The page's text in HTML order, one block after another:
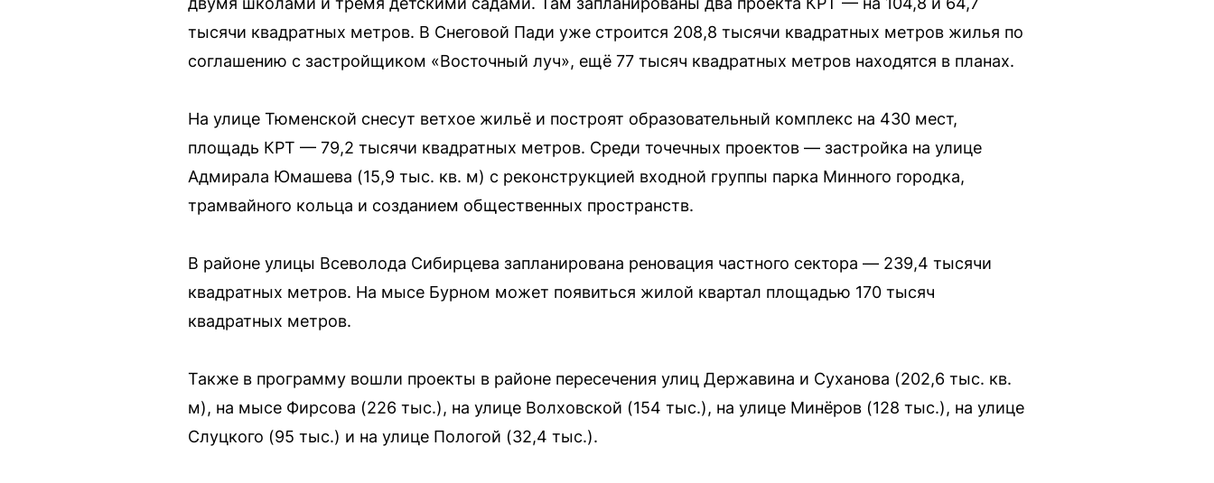
тысячи квадратных метров. В Снеговой Пади уже строится 208,8 тысячи квадратных метров жилья по
соглашению с застройщиком «Восточный луч», ещё 77 тысяч квадратных метров находятся в планах.
На улице Тюменской снесут ветхое жильё и построят образовательный комплекс на 430 мест,
площадь КРТ — 79,2 тысячи квадратных метров. Среди точечных проектов — застройка на улице
Адмирала Юмашева (15,9 тыс. кв. м) с реконструкцией входной группы парка Минного городка,
трамвайного кольца и созданием общественных пространств.
В районе улицы Всеволода Сибирцева запланирована реновация частного сектора — 239,4 тысячи
квадратных метров. На мысе Бурном может появиться жилой квартал площадью 170 тысяч
квадратных метров.
Также в программу вошли проекты в районе пересечения улиц Державина и Суханова (202,6 тыс. кв.
м), на мысе Фирсова (226 тыс.), на улице Волховской (154 тыс.), на улице Минёров (128 тыс.), на улице
Слуцкого (95 тыс.) и на улице Пологой (32,4 тыс.).